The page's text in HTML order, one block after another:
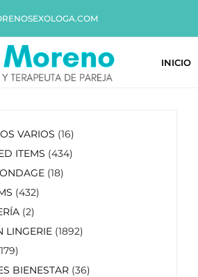
INICIO
VARIOS 16
ITEMS 434
18
432
2
LINGERIE 1892
179
BIENESTAR 36